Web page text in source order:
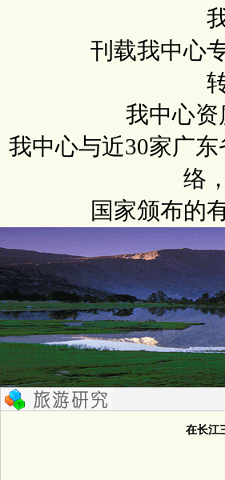
刊载我中心
我中心
我中心与近30家广
络
国家颁布的
在长江